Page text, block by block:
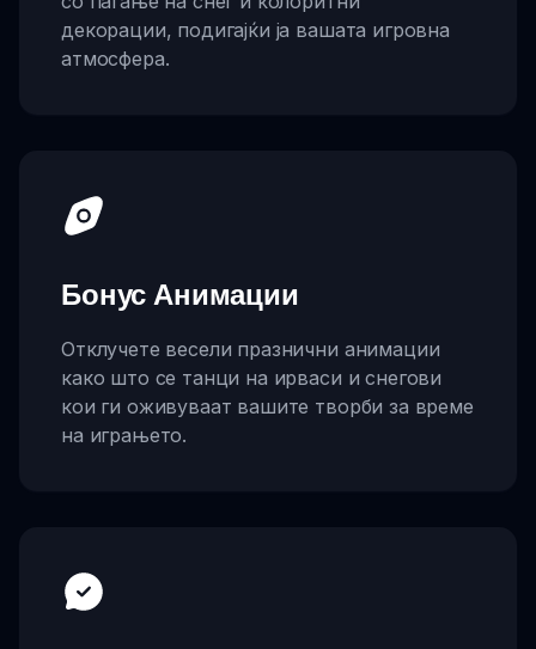
декорации, подигајќи ја вашата игровна
атмосфера.
Бонус Анимации
Отклучете весели празнични анимации
како што се танци на ирваси и снегови
кои ги оживуваат вашите творби за време
на играњето.